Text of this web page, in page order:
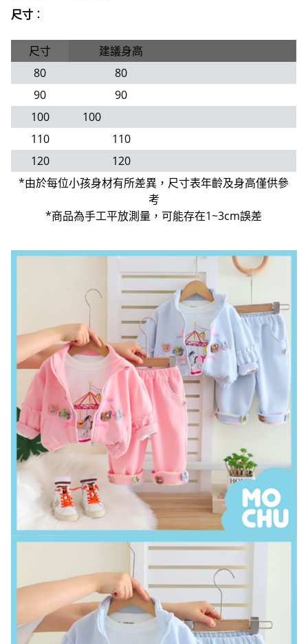
尺寸 ：
尺寸
建議身高
80
80
90
90
100
100
110
110
120
120
*由於每位小孩身材有所差異，尺寸表年齡及身高僅供參
考
*商品為手工平放測量，可能存在1~3cm誤差